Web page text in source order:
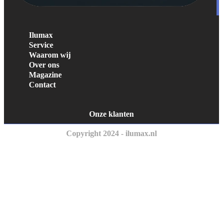
Ilumax
Service
Waarom wij
Over ons
Magazine
Contact
Onze klanten
Copyright 2024 - ilumax.nl